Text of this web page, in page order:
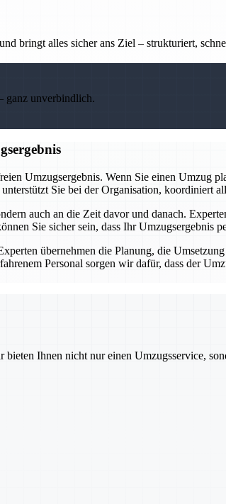
bringt alles sicher ans Ziel – strukturiert,
ganz unverbindlich.
Umzugsergebnis. Wenn Sie einen Umzug
Sie bei der Organisation, koordiniert
auch an die Zeit davor und danach.
Sie sicher sein, dass Ihr Umzugsergebnis
übernehmen die Planung, die
Personal sorgen wir dafür, dass der
Ihnen nicht nur einen Umzugsservice,